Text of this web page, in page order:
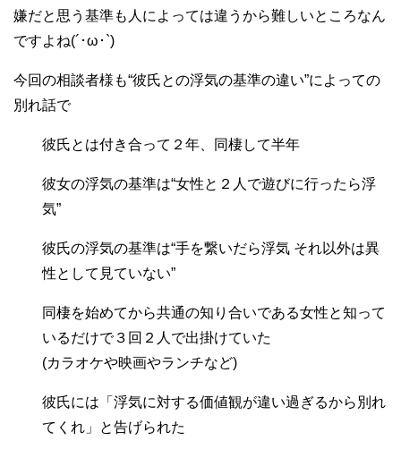
嫌だと思う基準も人によっては違うから難しいところなん
ですよね(´･ω･`)
今回の相談者様も“彼氏との浮気の基準の違い”によっての
別れ話で
彼氏とは付き合って２年、同棲して半年
彼女の浮気の基準は“女性と２人で遊びに行ったら浮
気”
彼氏の浮気の基準は“手を繋いだら浮気 それ以外は異
性として見ていない”
同棲を始めてから共通の知り合いである女性と知って
いるだけで３回２人で出掛けていた
(カラオケや映画やランチなど)
彼氏には「浮気に対する価値観が違い過ぎるから別れ
てくれ」と告げられた